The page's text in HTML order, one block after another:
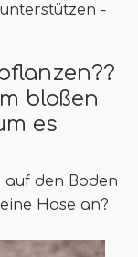
-
bloßen
es
auf den Boden
Hose an?